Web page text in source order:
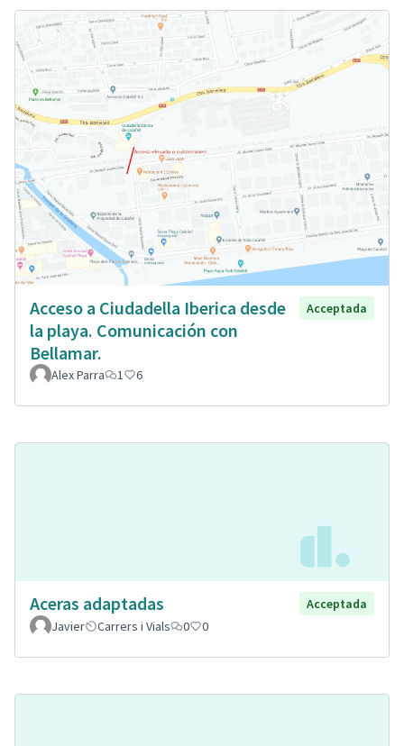
Acceso a Ciudadella Iberica desde
la playa. Comunicación con
Bellamar.
Acceptada
Alex Parra 1 6
Aceras adaptadas
Acceptada
Javier
Carrers i Vials 0 0